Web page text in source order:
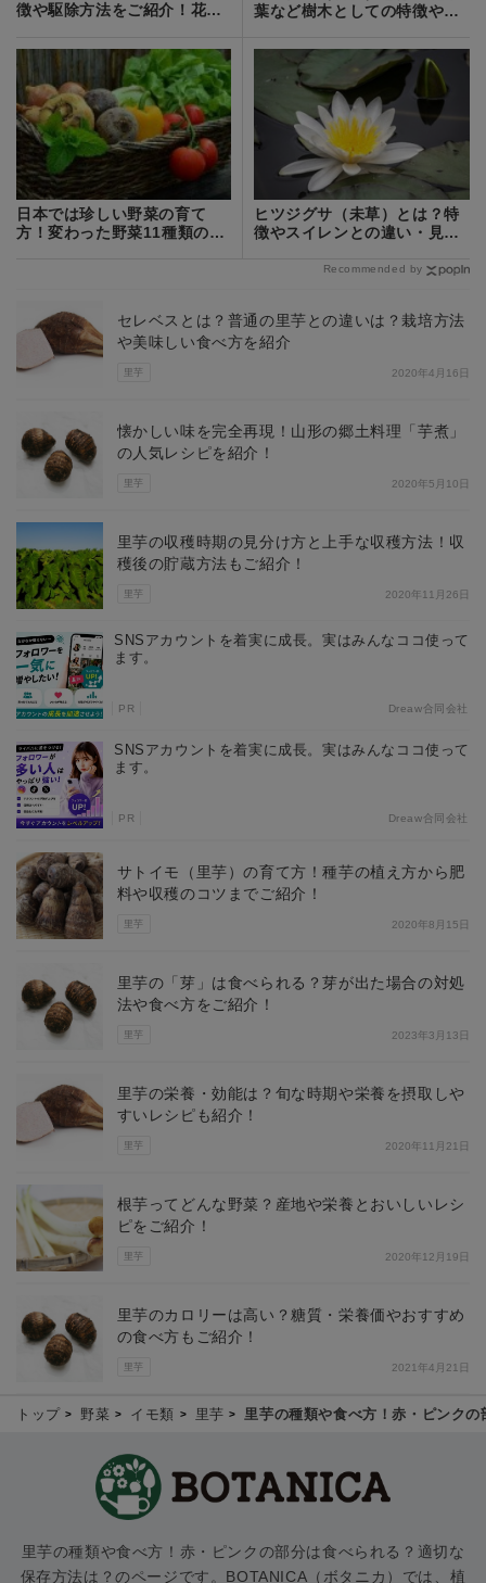
徴や駆除方法をご紹介！花粉
葉など樹木としての特徴や育
日本では珍しい野菜の育て
方！変わった野菜11種類の栽
ヒツジグサ（未草）とは？特
徴やスイレンとの違い・見分
Recommended by
里芋
セレベスとは？普通の里芋との違いは？栽培方法
や美味しい食べ方を紹介
2020年4月16日
里芋
懐かしい味を完全再現！山形の郷土料理「芋煮」
の人気レシピを紹介！
2020年5月10日
里芋
里芋の収穫時期の見分け方と上手な収穫方法！収
穫後の貯蔵方法もご紹介！
2020年11月26日
SNSアカウントを着実に成長。実はみんなココ使って
ます。
PR Dreaw合同会社
SNSアカウントを着実に成長。実はみんなココ使って
ます。
PR Dreaw合同会社
里芋
サトイモ（里芋）の育て方！種芋の植え方から肥
料や収穫のコツまでご紹介！
2020年8月15日
里芋
里芋の「芽」は食べられる？芽が出た場合の対処
法や食べ方をご紹介！
2023年3月13日
里芋
里芋の栄養・効能は？旬な時期や栄養を摂取しや
すいレシピも紹介！
2020年11月21日
里芋
根芋ってどんな野菜？産地や栄養とおいしいレシ
ピをご紹介！
2020年12月19日
里芋
里芋のカロリーは高い？糖質・栄養価やおすすめ
の食べ方もご紹介！
2021年4月21日
トップ 野菜 イモ類 里芋 里芋の種類や食べ方！赤・ピンク
里芋の種類や食べ方！赤・ピンクの部分は食べられる？適切な
保存方法は？のページです。BOTANICA（ボタニカ）では、植